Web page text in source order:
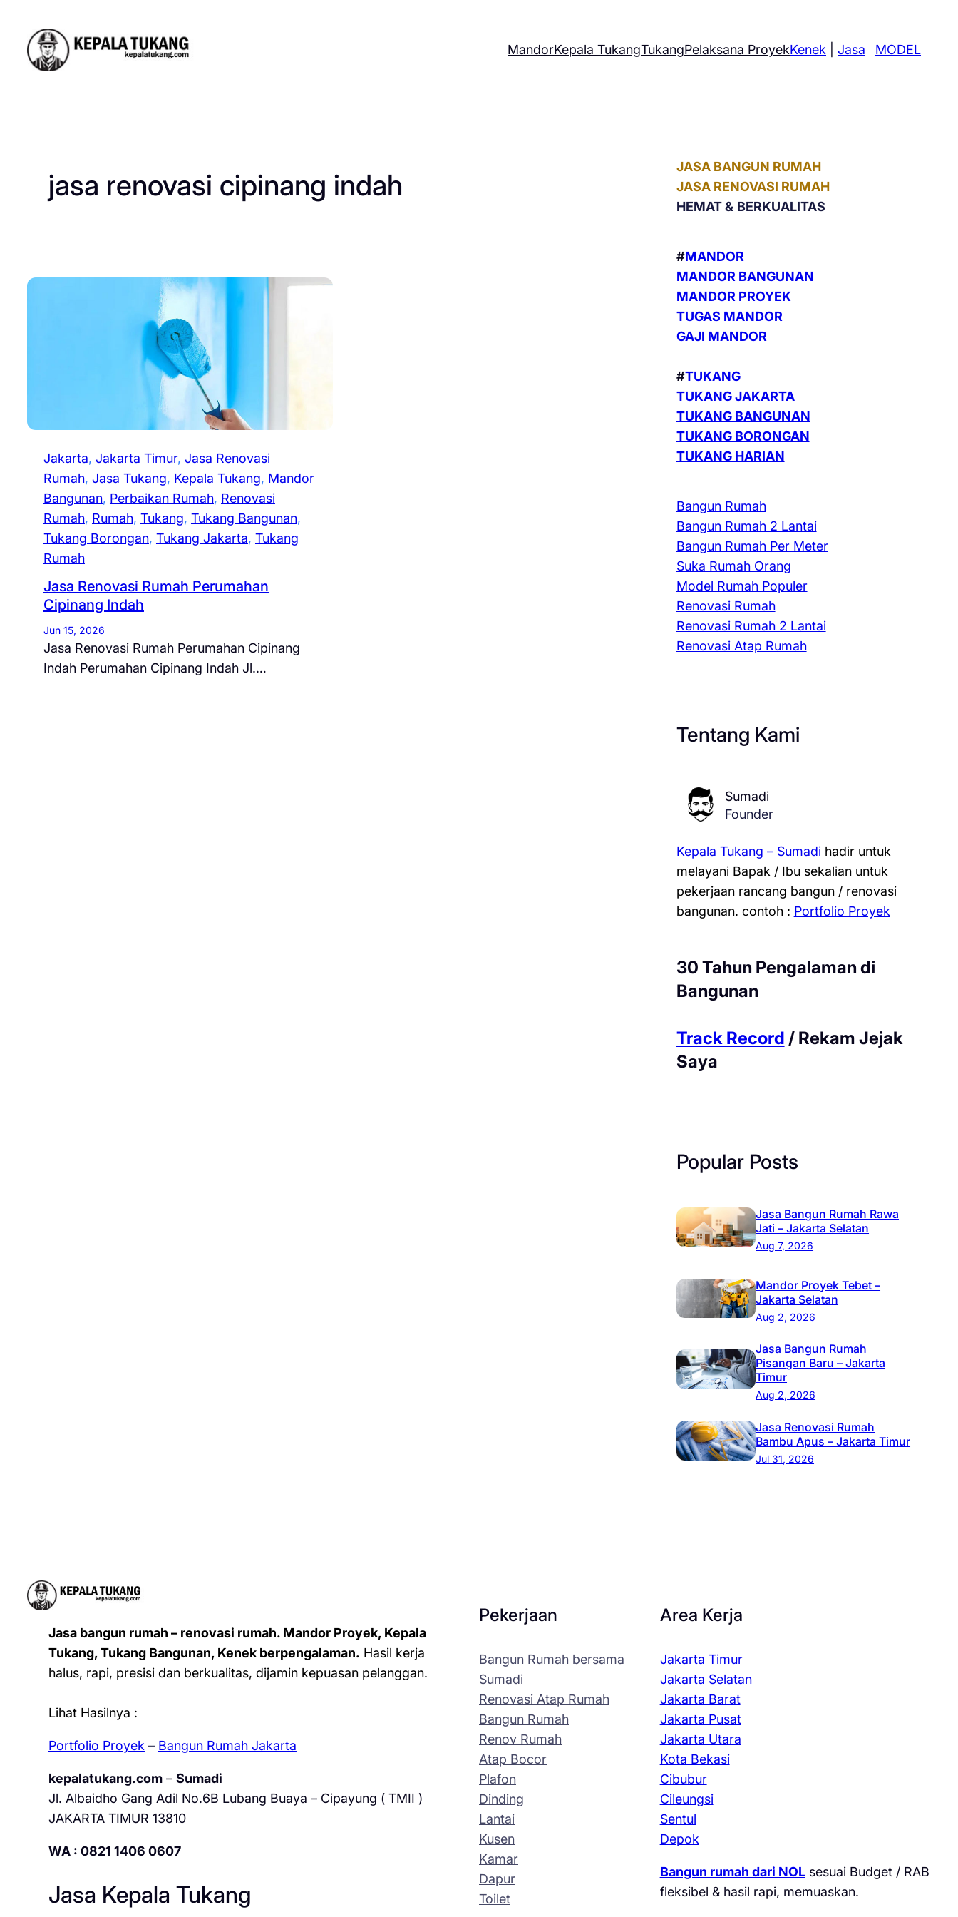
content
MandorKepala TukangTukangPelaksana ProyekKenek |Jasa MODEL
jasa renovasi cipinang indah
Jakarta, Jakarta Timur, Jasa Renovasi
Rumah, Jasa Tukang, Kepala Tukang, Mandor
Bangunan, Perbaikan Rumah, Renovasi
Rumah, Rumah, Tukang, Tukang Bangunan
Tukang Borongan, Tukang Jakarta, Tukang
Rumah
Jasa Renovasi Rumah Perumahan
Cipinang Indah
Jun 15, 2026
Jasa Renovasi Rumah Perumahan Cipinang
Indah Perumahan Cipinang Indah Jl.…
JASA BANGUN RUMAH
JASA RENOVASI RUMAH
HEMAT & BERKUALITAS
#MANDOR
MANDOR BANGUNAN
MANDOR PROYEK
TUGAS MANDOR
GAJI MANDOR
#TUKANG
TUKANG JAKARTA
TUKANG BANGUNAN
TUKANG BORONGAN
TUKANG HARIAN
Bangun Rumah
Bangun Rumah 2 Lantai
Bangun Rumah Per Meter
Suka Rumah Orang
Model Rumah Populer
Renovasi Rumah
Renovasi Rumah 2 Lantai
Renovasi Atap Rumah
Tentang Kami
Sumadi
Founder
Kepala Tukang – Sumadihadir untuk
melayani Bapak / Ibu sekalian untuk
pekerjaan rancang bangun / renovasi
bangunan. contoh : Portfolio Proyek
30 Tahun Pengalaman di
Bangunan
Track Record / Rekam Jejak
Saya
Popular Posts
Jasa Bangun Rumah Rawa
Jati – Jakarta Selatan
Aug 7, 2026
Mandor Proyek Tebet –
Jakarta Selatan
Aug 2, 2026
Jasa Bangun Rumah
Pisangan Baru – Jakarta
Timur
Aug 2, 2026
Jasa Renovasi Rumah
Bambu Apus – Jakarta Timur
Jul 31, 2026
Jasa bangun rumah – renovasi rumah. Mandor Proyek, Kepala
Tukang, Tukang Bangunan, Kenek berpengalaman. Hasil kerja
halus, rapi, presisi dan berkualitas, dijamin kepuasan pelanggan.
Lihat Hasilnya :
Portfolio Proyek – Bangun Rumah Jakarta
kepalatukang.com– Sumadi
Jl. Albaidho Gang Adil No.6B Lubang Buaya – Cipayung ( TMII )
JAKARTA TIMUR 13810
WA : 0821 1406 0607
Jasa Kepala Tukang
Pekerjaan
Bangun Rumah bersama
Sumadi
Renovasi Atap Rumah
Bangun Rumah
Renov Rumah
Atap Bocor
Plafon
Dinding
Lantai
Kusen
Kamar
Dapur
Toilet
Area Kerja
Jakarta Timur
Jakarta Selatan
Jakarta Barat
Jakarta Pusat
Jakarta Utara
Kota Bekasi
Cibubur
Cileungsi
Sentul
Depok
Bangun rumah dari NOLsesuai Budget / RAB
fleksibel & hasil rapi, memuaskan.